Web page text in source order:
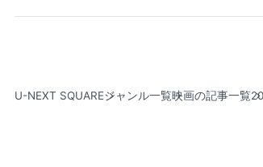
U-NEXT SQUAREジャンル一覧映画の記事一覧